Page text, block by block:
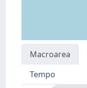
Macroarea
Tempo